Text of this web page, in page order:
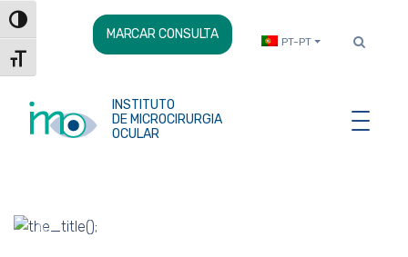
Skip
Content
Toggle High Contrast
Toggle Font size
MARCAR CONSULTA PT-PT
INSTITUTO
DE MICROCIRURGIA
OCULAR
Anterior